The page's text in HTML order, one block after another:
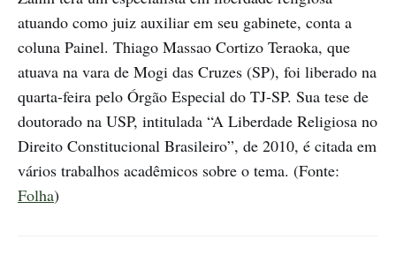
atuando como juiz auxiliar em seu gabinete, conta a
coluna Painel. Thiago Massao Cortizo Teraoka, que
atuava na vara de Mogi das Cruzes (SP), foi liberado na
quarta-feira pelo Órgão Especial do TJ-SP. Sua tese de
doutorado na USP, intitulada “A Liberdade Religiosa no
Direito Constitucional Brasileiro”, de 2010, é citada em
vários trabalhos acadêmicos sobre o tema. (Fonte:
Folha)